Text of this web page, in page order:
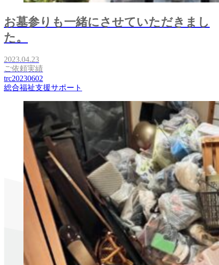
お墓参りも一緒にさせていただきまし
た。
2023.04.23
ご依頼実績
trc20230602
総合福祉支援サポート